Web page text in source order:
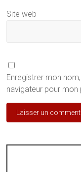
Site web
Enregistrer mon
navigateur pour
Rechercher